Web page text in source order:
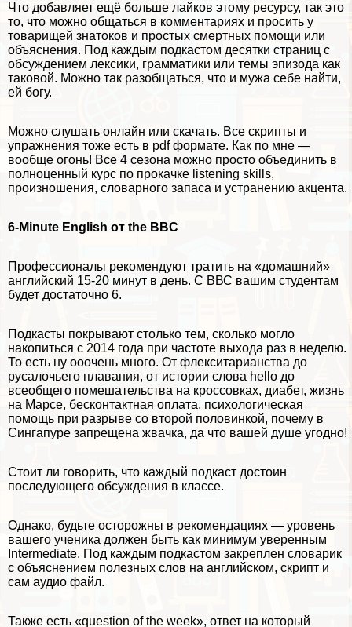
Что добавляет ещё больше лайков этому ресурсу, так это
то, что можно общаться в комментариях и просить у
товарищей знатоков и простых cмepтных помощи или
объяснения. Под каждым подкастом десятки страниц с
обсуждением лексики, грамматики или темы эпизода как
таковой. Можно так разобщаться, что и мужа себе найти,
ей богу.
Можно слушать онлайн или скачать. Все скрипты и
упражнения тоже есть в pdf формате. Как по мне —
вообще огонь! Все 4 сезона можно просто объединить в
полноценный курс по прокачке listening skills,
произношения, словарного запаса и устранению акцента.
6-Minute English от the BBC
Профессионалы рекомендуют тратить на «домашний»
английский 15-20 минут в день. С ВВС вашим студентам
будет достаточно 6.
Подкасты покрывают столько тем, сколько могло
накопиться с 2014 года при частоте выхода раз в неделю.
То есть ну ооочень много. От флекситарианства до
русалочьего плавания, от истории слова hello до
всеобщего помешательства на кроссовках, диабет, жизнь
на Марсе, бесконтактная оплата, психологическая
помощь при разрыве со второй половинкой, почему в
Сингапуре запрещена жвачка, да что вашей душе угодно!
Стоит ли говорить, что каждый подкаст достоин
последующего обсуждения в классе.
Однако, будьте осторожны в рекомендациях — уровень
вашего ученика должен быть как минимум уверенным
Intermediate. Под каждым подкастом закреплен словарик
с объяснением полезных слов на английском, скрипт и
сам аудио файл.
Также есть «question of the week», ответ на который